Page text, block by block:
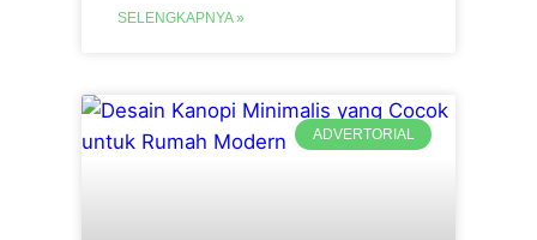
SELENGKAPNYA »
ADVERTORIAL